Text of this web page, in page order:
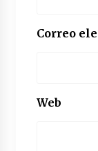
Correo
Web